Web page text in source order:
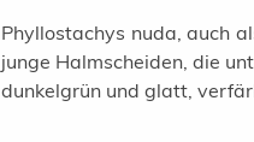
Phyllostachys nuda, auch
junge Halmscheiden, die
dunkelgrün und glatt,